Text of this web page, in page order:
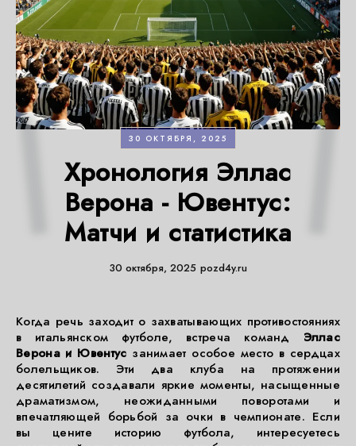
30 ОКТЯБРЯ, 2025
Хронология Эллас
Верона - Ювентус:
Матчи и статистика
30 октября, 2025 pozd4y.ru
Когда речь заходит о захватывающих противостояниях
в итальянском футболе, встреча команд Эллас
Верона и Ювентус занимает особое место в сердцах
болельщиков. Эти два клуба на протяжении
десятилетий создавали яркие моменты, насыщенные
драматизмом, неожиданными поворотами и
впечатляющей борьбой за очки в чемпионате. Если
вы цените историю футбола, интересуетесь